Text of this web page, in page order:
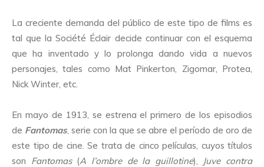
La creciente demanda del público de este tipo de films es
tal que la Société Éclair decide continuar con el esquema
que ha inventado y lo prolonga dando vida a nuevos
personajes, tales como Mat Pinkerton, Zigomar, Protea,
Nick Winter, etc.
En mayo de 1913, se estrena el primero de los episodios
de Fantomas, serie con la que se abre el período de oro de
este tipo de cine. Se trata de cinco películas, cuyos títulos
son Fantomas (A l’ombre de la guillotine), Juve contra